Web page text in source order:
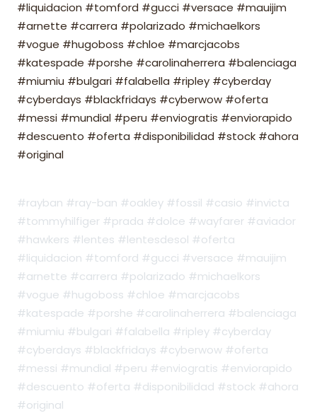
#liquidacion #tomford #gucci #versace #mauijim
#arnette #carrera #polarizado #michaelkors
#vogue #hugoboss #chloe #marcjacobs
#katespade #porshe #carolinaherrera #balenciaga
#miumiu #bulgari #falabella #ripley #cyberday
#cyberdays #blackfridays #cyberwow #oferta
#messi #mundial #peru #enviogratis #enviorapido
#descuento #oferta #disponibilidad #stock #ahora
#original
#rayban #ray-ban #oakley #fossil #casio #invicta
#tommyhilfiger #prada #dolce #wayfarer #aviador
#hawkers #lentes #lentesdesol #oferta
#liquidacion #tomford #gucci #versace #mauijim
#arnette #carrera #polarizado #michaelkors
#vogue #hugoboss #chloe #marcjacobs
#katespade #porshe #carolinaherrera #balenciaga
#miumiu #bulgari #falabella #ripley #cyberday
#cyberdays #blackfridays #cyberwow #oferta
#messi #mundial #peru #enviogratis #enviorapido
#descuento #oferta #disponibilidad #stock #ahora
#original